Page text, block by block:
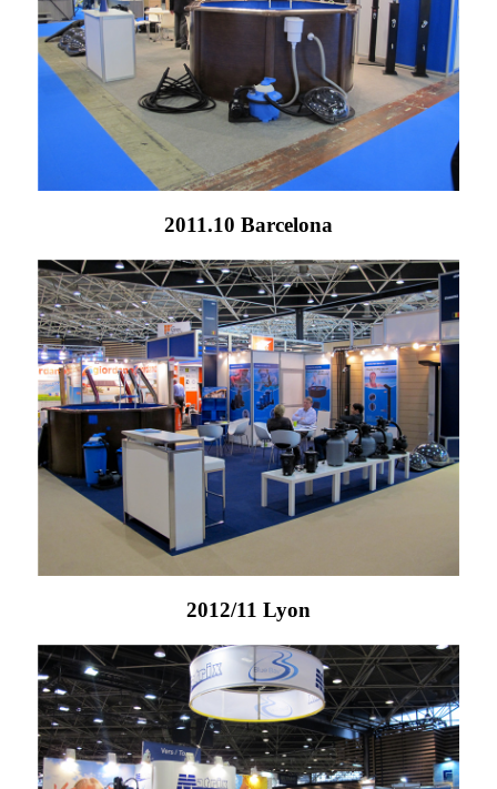
2011.10 Barcelona
2012/11 Lyon